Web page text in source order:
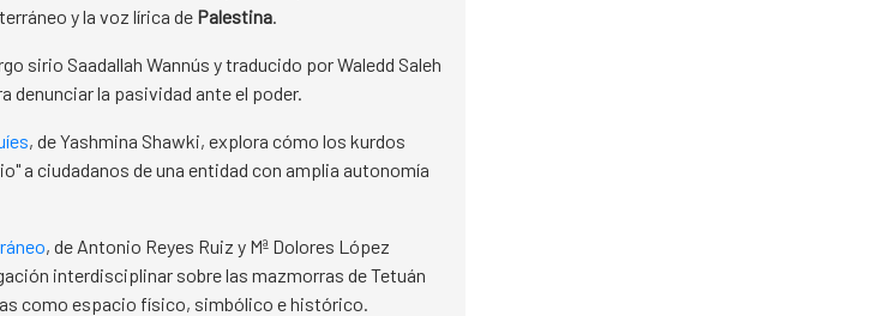
y la voz lírica de Palestina.
sirio Saadallah Wannús y traducido por Waledd Saleh
denunciar la pasividad ante el poder.
, de Yashmina Shawki, explora cómo los kurdos
a ciudadanos de una entidad con amplia autonomía
, de Antonio Reyes Ruiz y Mª Dolores López
interdisciplinar sobre las mazmorras de Tetuán
como espacio físico, simbólico e histórico.